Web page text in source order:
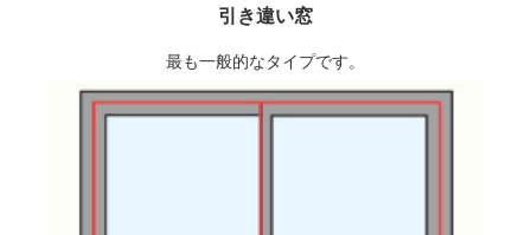
引き違い窓
最も一般的なタイプです。